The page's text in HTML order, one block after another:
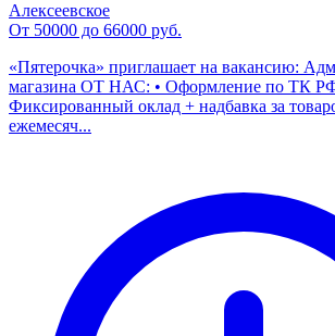
Алексеевское
От 50000 до 66000 руб.
«Пятерочка» приглашает на вакансию:
магазина ОТ НАС: • Оформление по ТК
Фиксированный оклад + надбавка за
ежемесяч...